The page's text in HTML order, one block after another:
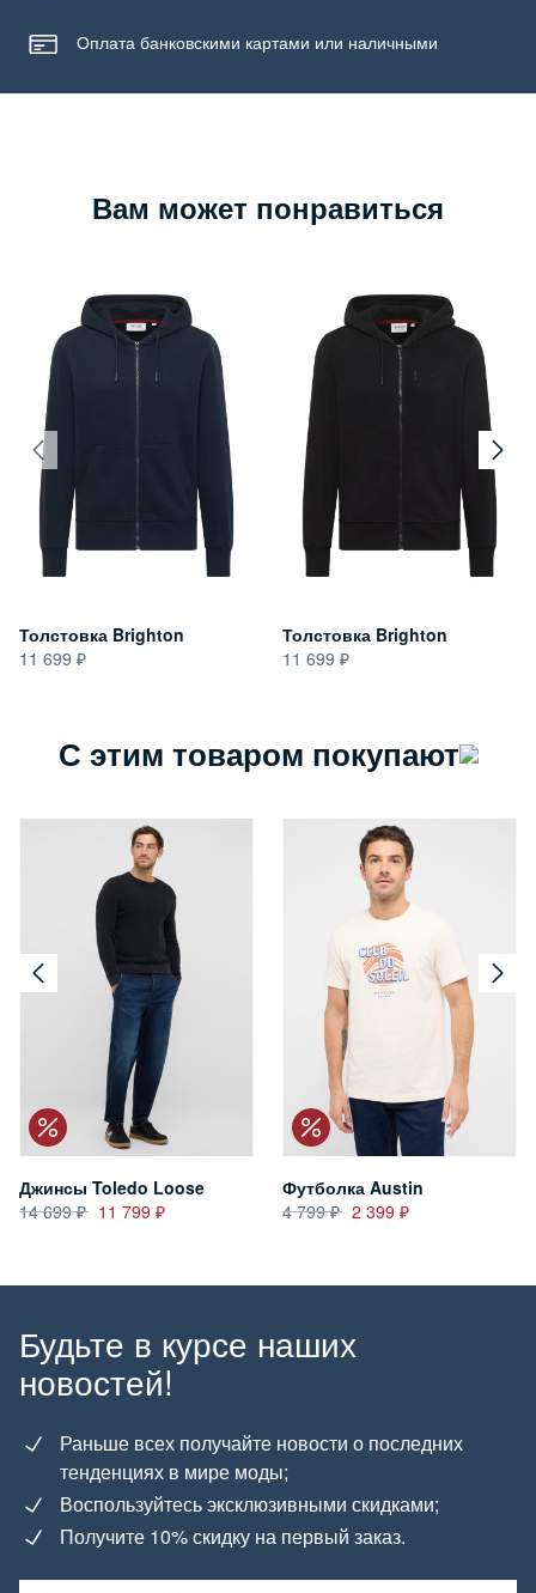
Оплата банковскими картами или наличными
Вам может понравиться
Толстовка Brighton
11 699
Толстовка Brighton
11 699
С этим товаром покупают
Джинсы Toledo Loose
14 699
11 799
Футболка Austin
4 799
2 399
Будьте в курсе наших
новостей!
Раньше всех получайте новости о последних
тенденциях в мире моды;
Воспользуйтесь эксклюзивными скидками;
Получите 10% скидку на первый заказ.